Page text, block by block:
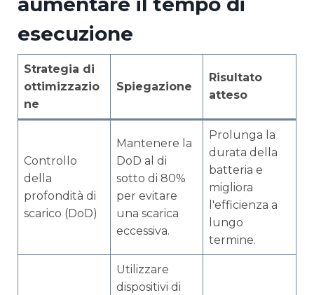
esecuzione
Strategia di
ottimizzazio
ne
Spiegazione
Risultato
atteso
Controllo
della
profondità di
scarico (DoD)
Mantenere la
DoD al di
sotto di 80%
per evitare
una scarica
eccessiva.
Prolunga la
durata della
batteria e
migliora
l'efficienza a
lungo
termine.
Utilizzare
dispositivi di